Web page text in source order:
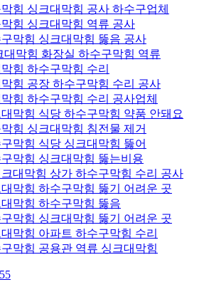
힘 싱크대막힘 공사 하수구업체
힘 싱크대막힘 역류 공사
막힘 싱크대막힘 뚫음 공사
대막힘 화장실 하수구막힘 역류
힘 하수구막힘 수리
힘 공장 하수구막힘 수리 공사
힘 하수구막힘 수리 공사업체
막힘 식당 하수구막힘 약품 안돼요
힘 싱크대막힘 침전물 제거
막힘 식당 싱크대막힘 뚫어
막힘 싱크대막힘 뚫는비용
대막힘 상가 하수구막힘 수리 공사
막힘 하수구막힘 뚫기 어려운 곳
막힘 하수구막힘 뚫음
막힘 싱크대막힘 뚫기 어려운 곳
막힘 아파트 하수구막힘 수리
막힘 공용관 역류 싱크대막힘